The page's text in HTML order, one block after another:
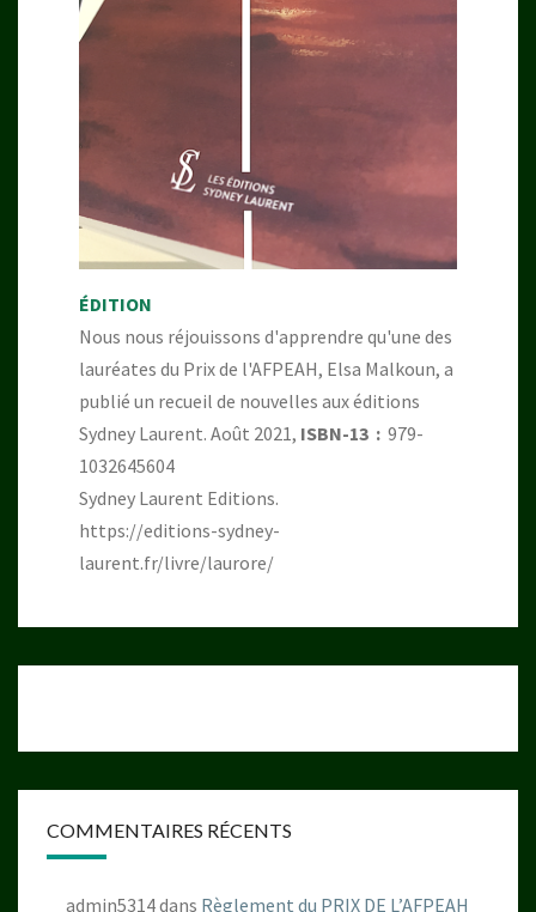
ÉDITION
Nous nous réjouissons d'apprendre qu'une des
lauréates du Prix de l'AFPEAH, Elsa Malkoun, a
publié un recueil de nouvelles aux éditions
Sydney Laurent. Août 2021,
ISBN-13 ‏ : ‎ 979-
1032645604
Sydney Laurent Editions.
https://editions-sydney-
laurent.fr/livre/laurore/
COMMENTAIRES RÉCENTS
admin5314dans Règlement du PRIX DE L’AFPEAH